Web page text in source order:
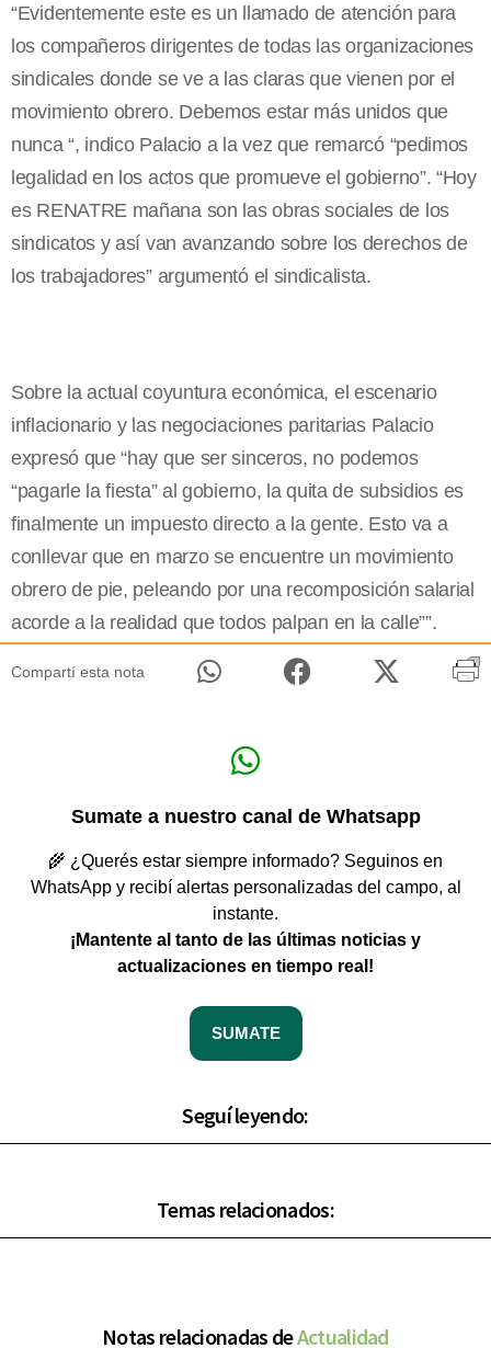
“Evidentemente este es un llamado de atención para
los compañeros dirigentes de todas las organizaciones
sindicales donde se ve a las claras que vienen por el
movimiento obrero. Debemos estar más unidos que
nunca “, indico Palacio a la vez que remarcó “pedimos
legalidad en los actos que promueve el gobierno”. “Hoy
es RENATRE mañana son las obras sociales de los
sindicatos y así van avanzando sobre los derechos de
los trabajadores” argumentó el sindicalista.
Sobre la actual coyuntura económica, el escenario
inflacionario y las negociaciones paritarias Palacio
expresó que “hay que ser sinceros, no podemos
“pagarle la fiesta” al gobierno, la quita de subsidios es
finalmente un impuesto directo a la gente. Esto va a
conllevar que en marzo se encuentre un movimiento
obrero de pie, peleando por una recomposición salarial
acorde a la realidad que todos palpan en la calle””.
Compartí esta nota
Sumate a nuestro canal de Whatsapp
🌾 ¿Querés estar siempre informado? Seguinos en
WhatsApp y recibí alertas personalizadas del campo, al
instante.
¡Mantente al tanto de las últimas noticias y
actualizaciones en tiempo real!
SUMATE
Seguí leyendo:
Temas relacionados:
Notas relacionadas deActualidad